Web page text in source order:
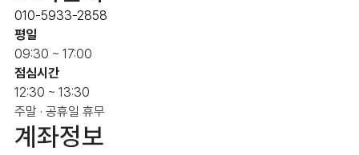
010-5933-2858
평일
09:30 ~ 17:00
점심시간
12:30 ~ 13:30
주말 · 공휴일 휴무
계좌정보